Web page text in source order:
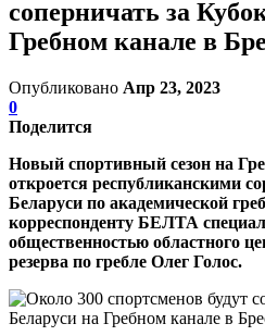
соперничать за
Гребном канале в
Опубликовано Апр 23, 2023
0
Поделится
Новый спортивный сезон на
откроется республиканскими
Беларуси по академической
корреспонденту БЕЛТА
общественностью областного
резерва по гребле Олег Голос.